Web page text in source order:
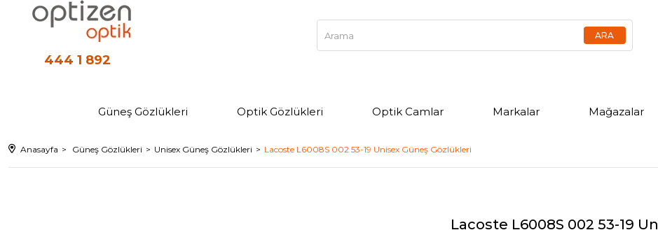
444 1 892
Güneş Gözlükleri Optik Gözlükleri Optik Camlar Markalar Mağazalar
Anasayfa Güneş Gözlükleri Unisex Güneş Gözlükleri Lacoste L6008S 002 53-19 Unisex Güneş Gözlükleri
Lacoste L6008S 002 53-19